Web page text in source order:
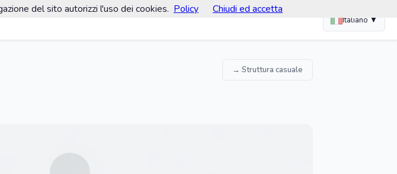
Italiano ▼
→ Struttura casuale
del sito autorizzi l'uso dei cookies. Policy Chiudi ed accetta